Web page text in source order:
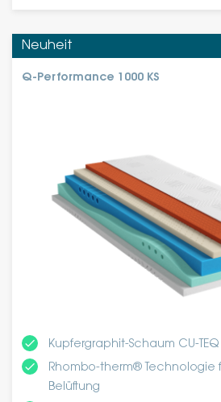
Neuheit
Q-Performance 1000 KS
done Kupfergraphit-Schaum CU-TEQ
done
Rhombo-therm® Technologie
Belüftung